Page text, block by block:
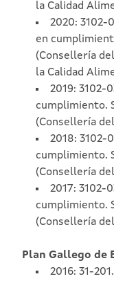
la Calidad
2020: 3102-
en
(Consellería
la Calidad
2019: 3102-
cumplimiento.
(Consellería
2018: 3102-
cumplimiento.
(Consellería
2017: 3102-
cumplimiento.
(Consellería
Plan Gallego de
2016: 31-